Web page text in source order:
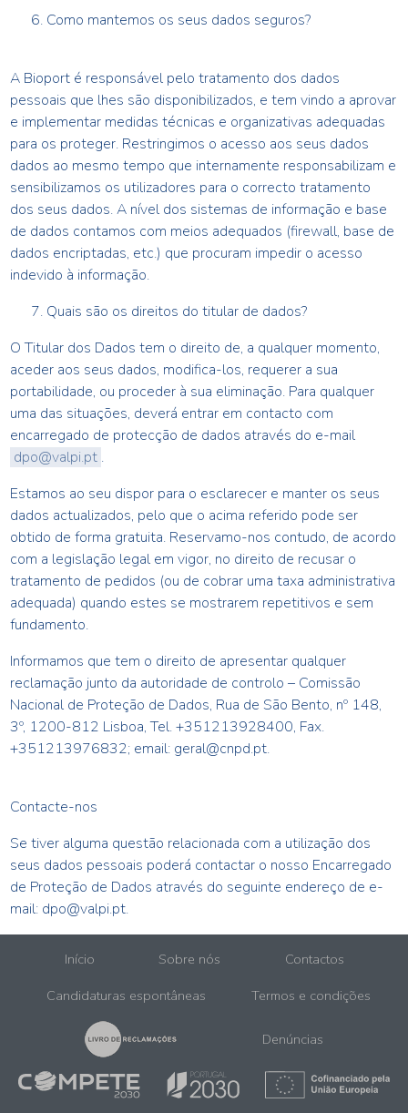
Como mantemos os seus dados seguros?
A Bioport é responsável pelo tratamento dos dados
pessoais que lhes são disponibilizados, e tem vindo a aprovar
e implementar medidas técnicas e organizativas adequadas
para os proteger. Restringimos o acesso aos seus dados
dados ao mesmo tempo que internamente responsabilizam e
sensibilizamos os utilizadores para o correcto tratamento
dos seus dados. A nível dos sistemas de informação e base
de dados contamos com meios adequados (firewall, base de
dados encriptadas, etc.) que procuram impedir o acesso
indevido à informação.
Quais são os direitos do titular de dados?
O Titular dos Dados tem o direito de, a qualquer momento,
aceder aos seus dados, modifica-los, requerer a sua
portabilidade, ou proceder à sua eliminação. Para qualquer
uma das situações, deverá entrar em contacto com
encarregado de protecção de dados através do e-mail
dpo@valpi.pt .
Estamos ao seu dispor para o esclarecer e manter os seus
dados actualizados, pelo que o acima referido pode ser
obtido de forma gratuita. Reservamo-nos contudo, de acordo
com a legislação legal em vigor, no direito de recusar o
tratamento de pedidos (ou de cobrar uma taxa administrativa
adequada) quando estes se mostrarem repetitivos e sem
fundamento.
Informamos que tem o direito de apresentar qualquer
reclamação junto da autoridade de controlo – Comissão
Nacional de Proteção de Dados, Rua de São Bento, nº 148,
3º, 1200-812 Lisboa, Tel. +351213928400, Fax.
+351213976832; email: geral@cnpd.pt.
Contacte-nos
Se tiver alguma questão relacionada com a utilização dos
seus dados pessoais poderá contactar o nosso Encarregado
de Proteção de Dados através do seguinte endereço de e-
mail: dpo@valpi.pt.
Início Sobre nós
Contactos
Candidaturas espontâneas
Termos e condições
Denúncias